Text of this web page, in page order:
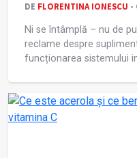
DE FLORENTINA IONESCU -
Ni se întâmplă – nu de
reclame despre
funcționarea sistemului